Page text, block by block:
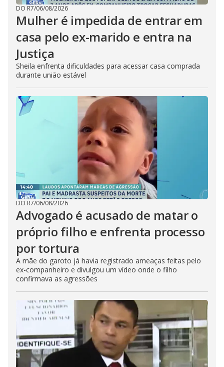
DO R7/06/08/2026
Mulher é impedida de entrar em
casa pelo ex-marido e entra na
Justiça
Sheila enfrenta dificuldades para acessar casa comprada
durante união estável
DO R7/06/08/2026
Advogado é acusado de matar o
próprio filho e enfrenta processo
por tortura
A mãe do garoto já havia registrado ameaças feitas pelo
ex-companheiro e divulgou um vídeo onde o filho
confirmava as agressões